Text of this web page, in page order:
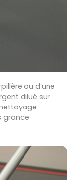
ou d’une
dilué sur
grande